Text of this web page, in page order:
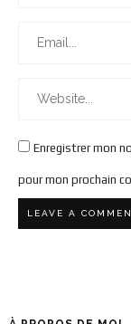
Enregistrer mon
pour mon prochain